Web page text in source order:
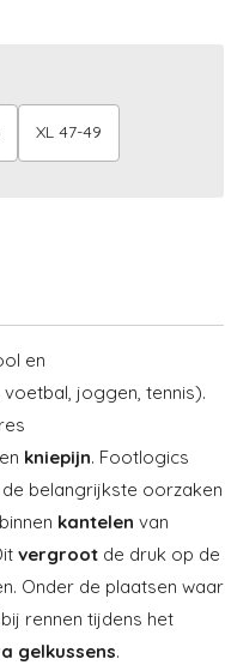
XL 47-49
en
joggen, tennis).
kniepijn. Footlogics
de belangrijkste oorzaken
kantelen van
vergroot de druk op de
Onder de plaatsen waar
rennen tijdens het
gelkussens.